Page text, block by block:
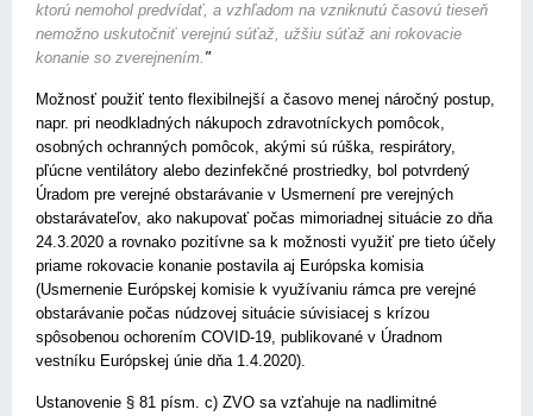
ktorú nemohol predvídať, a vzhľadom na vzniknutú časovú tieseň
nemožno uskutočniť verejnú súťaž, užšiu súťaž ani rokovacie
konanie so zverejnením. "
Možnosť použiť tento flexibilnejší a časovo menej náročný postup,
napr. pri neodkladných nákupoch zdravotníckych pomôcok,
osobných ochranných pomôcok, akými sú rúška, respirátory,
pľúcne ventilátory alebo dezinfekčné prostriedky, bol potvrdený
Úradom pre verejné obstarávanie v Usmernení pre verejných
obstarávateľov, ako nakupovať počas mimoriadnej situácie zo dňa
24.3.2020 a rovnako pozitívne sa k možnosti využiť pre tieto účely
priame rokovacie konanie postavila aj Európska komisia
(Usmernenie Európskej komisie k využívaniu rámca pre verejné
obstarávanie počas núdzovej situácie súvisiacej s krízou
spôsobenou ochorením COVID-19, publikované v Úradnom
vestníku Európskej únie dňa 1.4.2020).
Ustanovenie § 81 písm. c) ZVO sa vzťahuje na nadlimitné